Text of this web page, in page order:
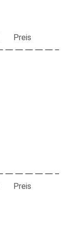
Preis
Preis